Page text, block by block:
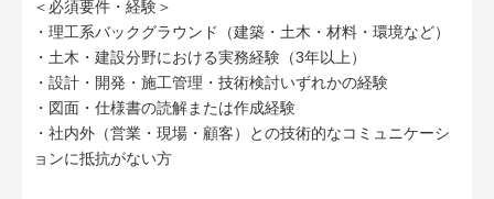
＜必須要件・経験＞
・理工系バックグラウンド（建築・土木・材料・環境など）
・土木・建設分野における実務経験（3年以上）
・設計・開発・施工管理・技術検討いずれかの経験
・図面・仕様書の読解または作成経験
・社内外（営業・現場・顧客）との技術的なコミュニケーシ
ョンに抵抗がない方